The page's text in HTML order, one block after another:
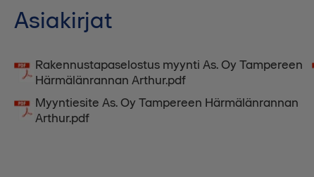
Asiakirjat
Rakennustapaselostus myynti As. Oy Tampereen
Härmälänrannan Arthur.pdf
Myyntiesite As. Oy Tampereen Härmälänrannan
Arthur.pdf